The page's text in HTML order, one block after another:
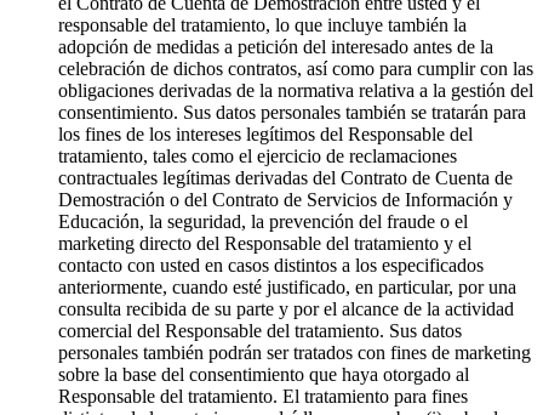
responsable del tratamiento, lo que incluye también la
adopción de medidas a petición del interesado antes de la
celebración de dichos contratos, así como para cumplir con las
obligaciones derivadas de la normativa relativa a la gestión del
consentimiento. Sus datos personales también se tratarán para
los fines de los intereses legítimos del Responsable del
tratamiento, tales como el ejercicio de reclamaciones
contractuales legítimas derivadas del Contrato de Cuenta de
Demostración o del Contrato de Servicios de Información y
Educación, la seguridad, la prevención del fraude o el
marketing directo del Responsable del tratamiento y el
contacto con usted en casos distintos a los especificados
anteriormente, cuando esté justificado, en particular, por una
consulta recibida de su parte y por el alcance de la actividad
comercial del Responsable del tratamiento. Sus datos
personales también podrán ser tratados con fines de marketing
sobre la base del consentimiento que haya otorgado al
Responsable del tratamiento. El tratamiento para fines